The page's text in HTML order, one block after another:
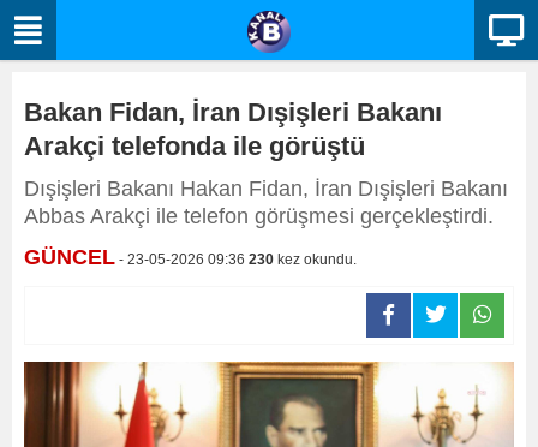
Bakan Fidan, İran Dışişleri Bakanı
Arakçi telefonda ile görüştü
Dışişleri Bakanı Hakan Fidan, İran Dışişleri Bakanı
Abbas Arakçi ile telefon görüşmesi gerçekleştirdi.
GÜNCEL - 23-05-2026 09:36 230 kez okundu.